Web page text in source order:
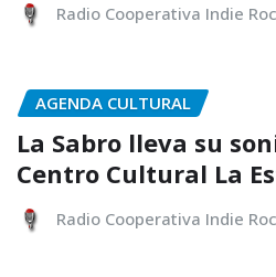
Radio Cooperativa Indie
AGENDA CULTURAL
La Sabro lleva su
Centro Cultural La
Radio Cooperativa Indie